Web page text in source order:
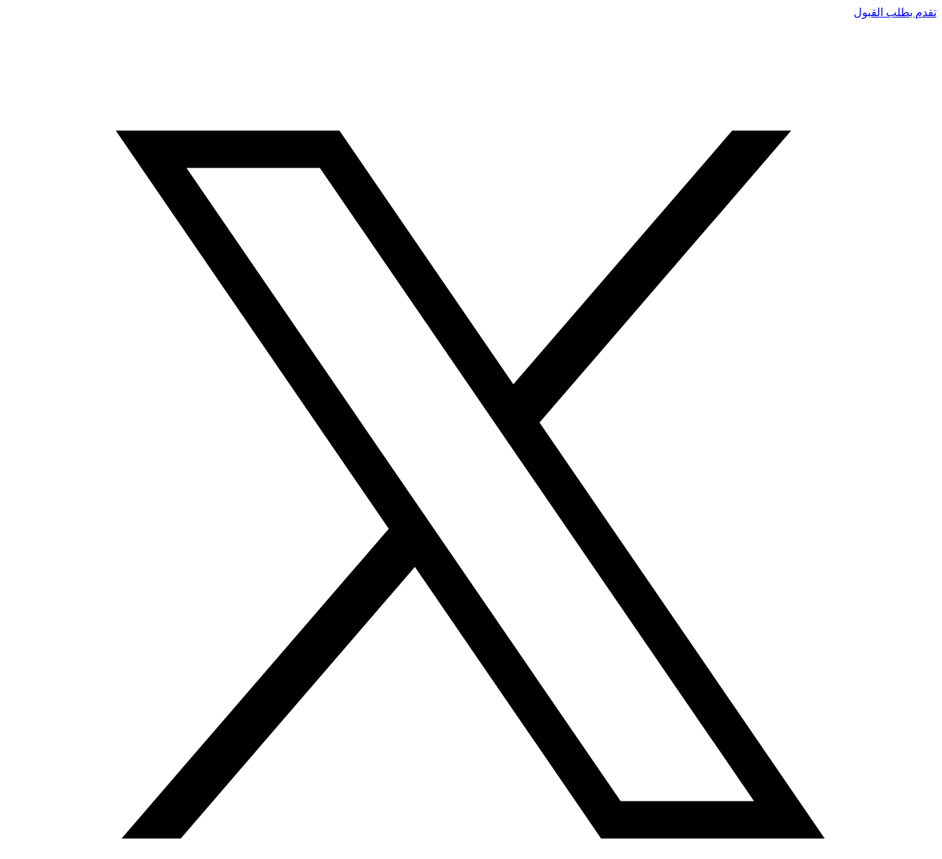
تقدم بطلب القبول